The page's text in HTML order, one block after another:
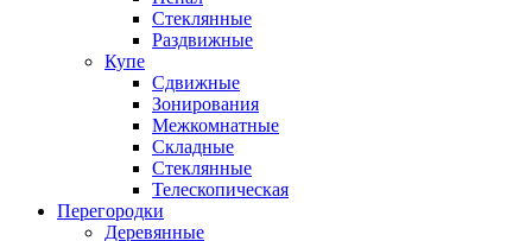
Стеклянные
Раздвижные
Купе
Сдвижные
Зонирования
Межкомнатные
Складные
Стеклянные
Телескопическая
Перегородки
Деревянные